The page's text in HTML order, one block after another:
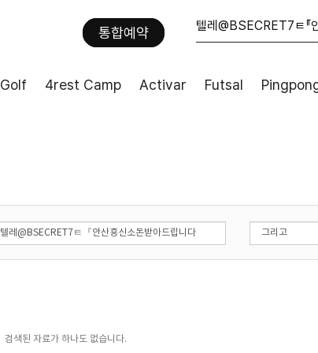
통합예약
Golf 4rest Camp Activar Futsal
검색된 자료가 하나도 없습니다.